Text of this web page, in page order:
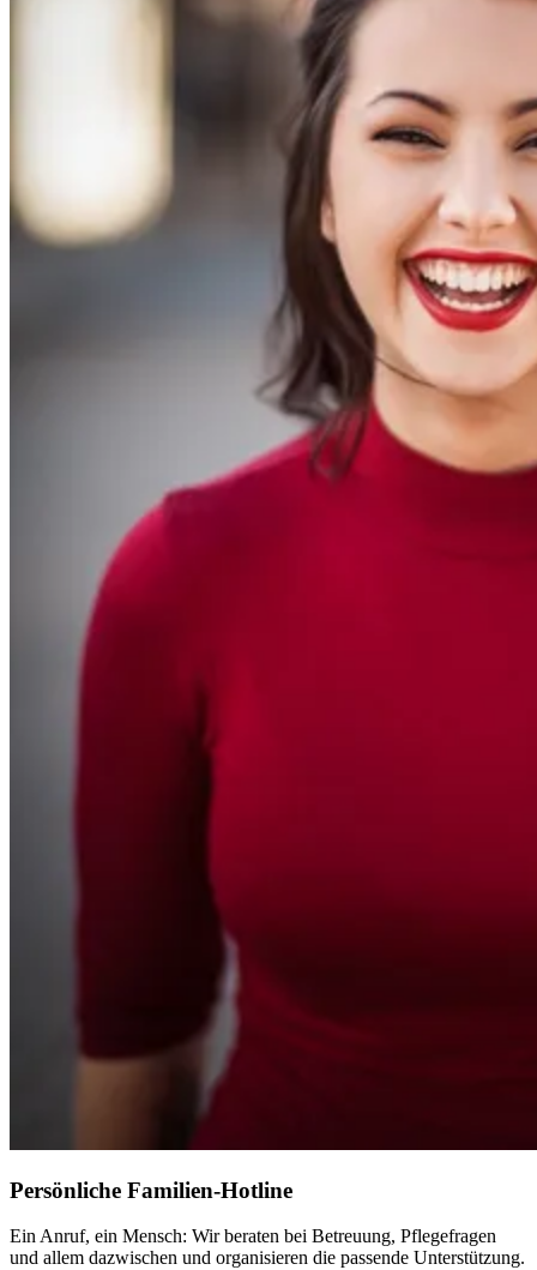
Persönliche Familien-Hotline
Ein Anruf, ein Mensch: Wir beraten bei Betreuung, Pflegefragen
und allem dazwischen und organisieren die passende Unterstützung.